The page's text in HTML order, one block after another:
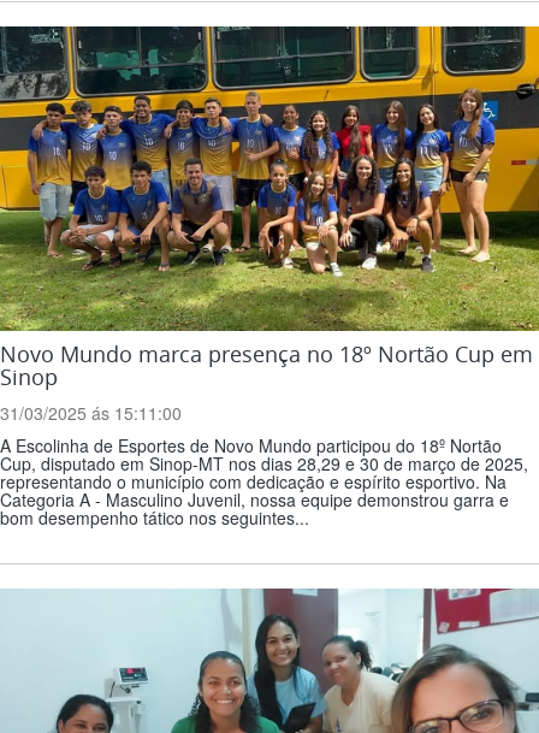
Novo Mundo marca presença no 18º Nortão Cup em
Sinop
31/03/2025 ás 15:11:00
A Escolinha de Esportes de Novo Mundo participou do 18º Nortão
Cup, disputado em Sinop-MT nos dias 28,29 e 30 de março de 2025,
representando o município com dedicação e espírito esportivo. Na
Categoria A - Masculino Juvenil, nossa equipe demonstrou garra e
bom desempenho tático nos seguintes...